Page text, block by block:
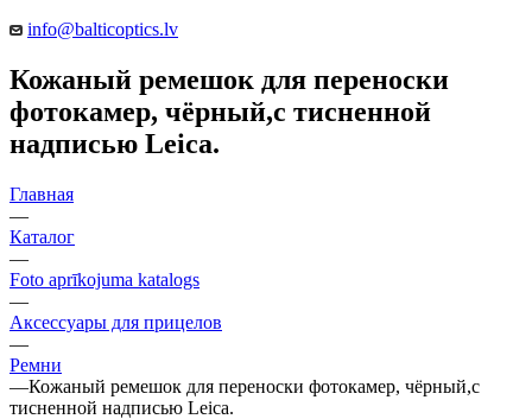
info@balticoptics.lv
Кожаный ремешок для переноски
фотокамер, чёрный,с тисненной
надписью Leica.
Главная
—
Каталог
—
Foto aprīkojuma katalogs
—
Аксессуары для прицелов
—
Ремни
—Кожаный ремешок для переноски фотокамер, чёрный,с
тисненной надписью Leica.